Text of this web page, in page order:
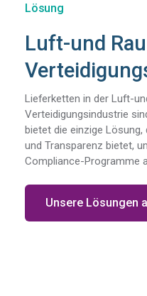
Lösung
Luft-und
Lieferketten in der Luft-
Verteidigungsindustrie
bietet die einzige
und Transparenz bietet,
Compliance-Programme
Unsere Lösungen